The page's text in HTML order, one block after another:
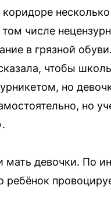
числе
в грязной
чтобы
но
но
мать девочки. По
ребёнок